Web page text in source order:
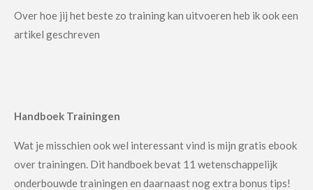
Over hoe jij het beste zo training kan uitvoeren heb ik ook een
artikel geschreven
Handboek Trainingen
Wat je misschien ook wel interessant vind is mijn gratis ebook
over trainingen. Dit handboek bevat 11 wetenschappelijk
onderbouwde trainingen en daarnaast nog extra bonus tips!